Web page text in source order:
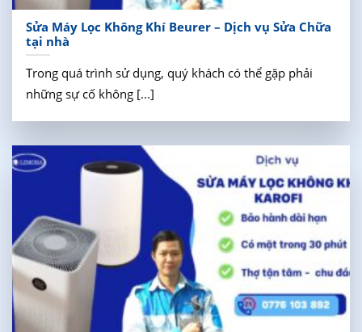
Sửa Máy Lọc Không Khí Beurer – Dịch vụ Sửa Chữa
tại nhà
Trong quá trình sử dụng, quý khách có thể gặp phải
những sự cố không [...]